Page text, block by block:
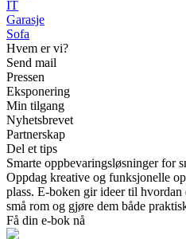
IT
Garasje
Sofa
Hvem er vi?
Send mail
Pressen
Eksponering
Min tilgang
Nyhetsbrevet
Partnerskap
Del et tips
Smarte oppbevaringsløsninger for
Oppdag kreative og funksjonelle
plass. E-boken gir ideer til hvordan
små rom og gjøre dem både
Få din e-bok nå